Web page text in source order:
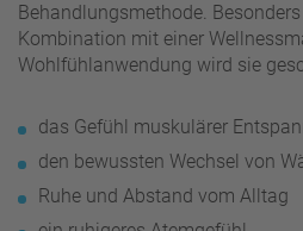
Behandlungsmethode.
Kombination mit einer
Wohlfühlanwendung wird sie
das Gefühl muskulärer
den bewussten Wechsel von
Ruhe und Abstand vom Alltag